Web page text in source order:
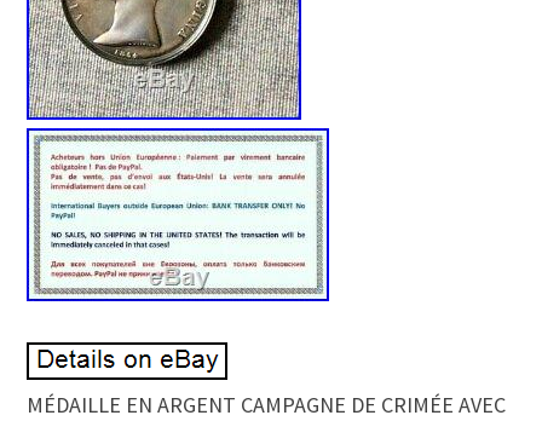
MÉDAILLE EN ARGENT CAMPAGNE DE CRIMÉE AVEC